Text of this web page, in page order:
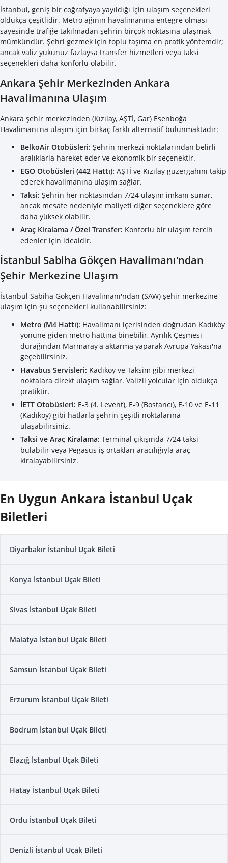
İstanbul, geniş bir coğrafyaya yayıldığı için ulaşım seçenekleri
oldukça çeşitlidir. Metro ağının havalimanına entegre olması
sayesinde trafiğe takılmadan şehrin birçok noktasına ulaşmak
mümkündür. Şehri gezmek için toplu taşıma en pratik yöntemdir;
ancak valiz yükünüz fazlaysa transfer hizmetleri veya taksi
seçenekleri daha konforlu olabilir.
Ankara Şehir Merkezinden Ankara
Havalimanına Ulaşım
Ankara şehir merkezinden (Kızılay, AŞTİ, Gar) Esenboğa
Havalimanı'na ulaşım için birkaç farklı alternatif bulunmaktadır:
BelkoAir Otobüsleri: Şehrin merkezi noktalarından belirli
aralıklarla hareket eder ve ekonomik bir seçenektir.
EGO Otobüsleri (442 Hattı): AŞTİ ve Kızılay güzergahını takip
ederek havalimanına ulaşım sağlar.
Taksi: Şehrin her noktasından 7/24 ulaşım imkanı sunar,
ancak mesafe nedeniyle maliyeti diğer seçeneklere göre
daha yüksek olabilir.
Araç Kiralama / Özel Transfer: Konforlu bir ulaşım tercih
edenler için idealdir.
İstanbul Sabiha Gökçen Havalimanı'ndan
Şehir Merkezine Ulaşım
İstanbul Sabiha Gökçen Havalimanı'ndan (SAW) şehir merkezine
ulaşım için şu seçenekleri kullanabilirsiniz:
Metro (M4 Hattı): Havalimanı içerisinden doğrudan Kadıköy
yönüne giden metro hattına binebilir, Ayrılık Çeşmesi
durağından Marmaray'a aktarma yaparak Avrupa Yakası'na
geçebilirsiniz.
Havabus Servisleri: Kadıköy ve Taksim gibi merkezi
noktalara direkt ulaşım sağlar. Valizli yolcular için oldukça
pratiktir.
İETT Otobüsleri: E-3 (4. Levent), E-9 (Bostancı), E-10 ve E-11
(Kadıköy) gibi hatlarla şehrin çeşitli noktalarına
ulaşabilirsiniz.
Taksi ve Araç Kiralama: Terminal çıkışında 7/24 taksi
bulabilir veya Pegasus iş ortakları aracılığıyla araç
kiralayabilirsiniz.
En Uygun Ankara İstanbul Uçak
Biletleri
Diyarbakır İstanbul Uçak Bileti
Konya İstanbul Uçak Bileti
Sivas İstanbul Uçak Bileti
Malatya İstanbul Uçak Bileti
Samsun İstanbul Uçak Bileti
Erzurum İstanbul Uçak Bileti
Bodrum İstanbul Uçak Bileti
Elazığ İstanbul Uçak Bileti
Hatay İstanbul Uçak Bileti
Ordu İstanbul Uçak Bileti
Denizli İstanbul Uçak Bileti